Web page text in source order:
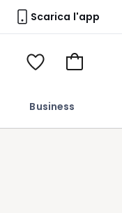
Scarica l'app
Business
Voir
Vai